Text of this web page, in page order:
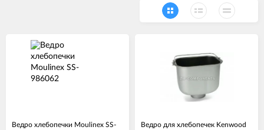
Ведро хлебопечки Moulinex SS-
Ведро для хлебопечек Kenwood